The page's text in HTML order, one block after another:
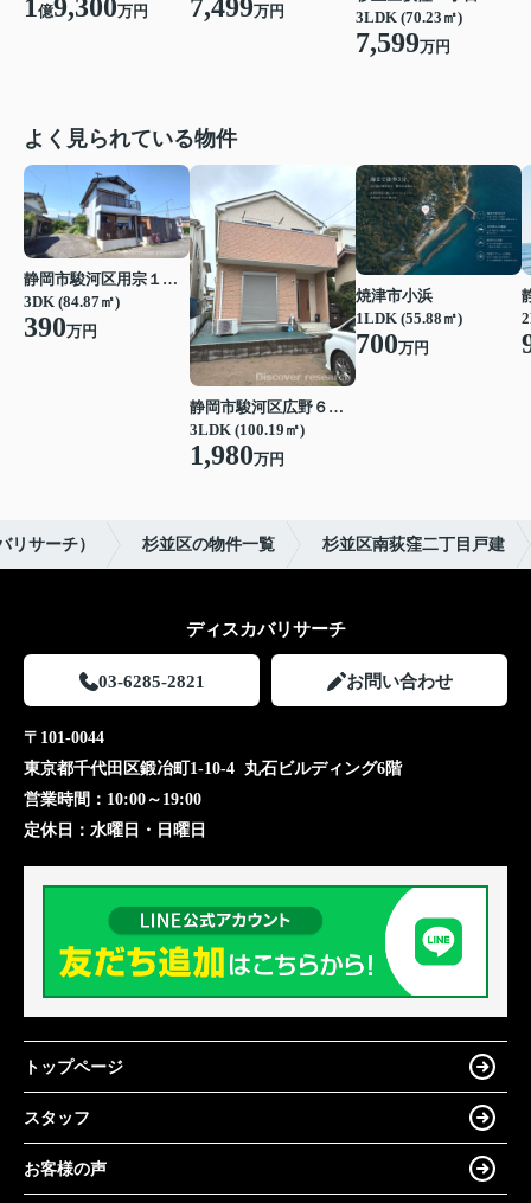
1億9,300万円 7,499万円
3LDK (70.23㎡)
7,599万円
よく見られている物件
静岡市駿河区用宗１丁目
3DK (84.87㎡)
390万円
静岡市駿河区広野６丁目
3LDK (100.19㎡)
1,980万円
焼津市小浜
1LDK (55.88㎡)
700万円
リサーチ） 杉並区の物件一覧 杉並区南荻窪二丁目戸建
ディスカバリサーチ
03-6285-2821 お問い合わせ
〒101-0044
東京都千代田区鍛冶町1-10-4 丸石ビルディング6階
営業時間： 10:00～19:00
定休日： 水曜日・日曜日
トップページ
スタッフ
お客様の声